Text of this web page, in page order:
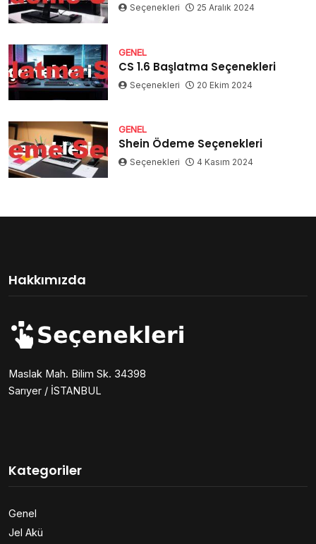
Seçenekleri 25 Aralık 2024
GENEL
CS 1.6 Başlatma Seçenekleri
Seçenekleri 20 Ekim 2024
GENEL
Shein Ödeme Seçenekleri
Seçenekleri 4 Kasım 2024
Hakkımızda
Maslak Mah. Bilim Sk. 34398
Sarıyer / İSTANBUL
Kategoriler
Genel
Jel Akü